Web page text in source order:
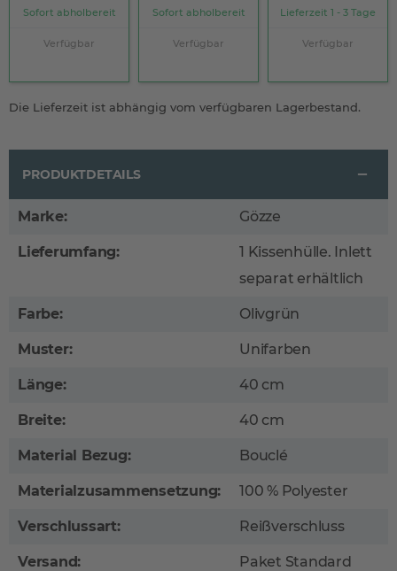
Sofort abholbereit
Verfügbar
Sofort abholbereit
Verfügbar
Lieferzeit 1 - 3 Tage
Verfügbar
Die Lieferzeit ist abhängig vom verfügbaren Lagerbestand.
PRODUKTDETAILS
Marke: Gözze
Lieferumfang:
1 Kissenhülle. Inlett
separat erhältlich
Farbe: Olivgrün
Muster: Unifarben
Länge: 40 cm
Breite: 40 cm
Material Bezug: Bouclé
Materialzusammensetzung: 100 % Polyester
Verschlussart: Reißverschluss
Versand: Paket Standard